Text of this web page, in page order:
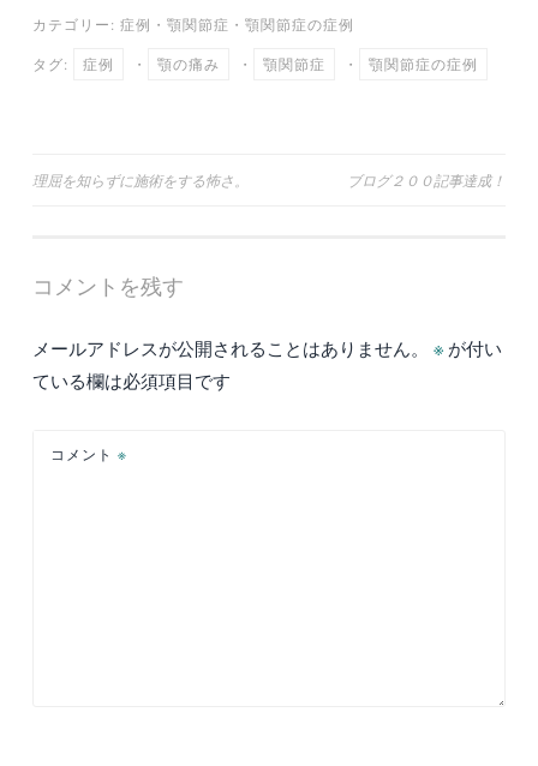
カテゴリー: 症例 ・ 顎関節症 ・ 顎関節症の症例
タグ: 症例 ・ 顎の痛み ・ 顎関節症 ・ 顎関節症の症例
投
ビ
ー
シ
理屈を知らずに施術をする怖さ。 ブログ２００記事達成！
コメントを残す
メールアドレスが公開されることはありません。 ※ が付い
ている欄は必須項目です
コメント ※